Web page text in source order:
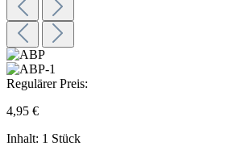
Regulärer Preis:
4,95 €
Inhalt: 1 Stück